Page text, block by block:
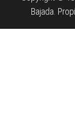
Bajada.